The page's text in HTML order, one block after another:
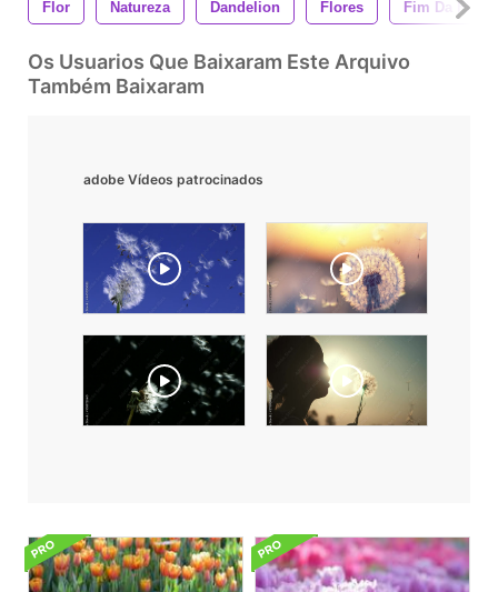
Flor Natureza Dandelion Flores Fim Da Flor
Os Usuarios Que Baixaram Este Arquivo
Também Baixaram
adobe Vídeos patrocinados